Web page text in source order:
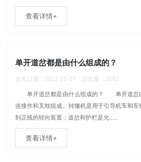
查看详情+
单开道岔都是由什么组成的？
发布日期：2022-12-27 浏览量：3592
单开道岔都是由什么组成的？ 单开道岔由
连接件和叉枕组成。转辙机是用于引导机车和
到正线的转向装置；道岔和护栏是允......
查看详情+